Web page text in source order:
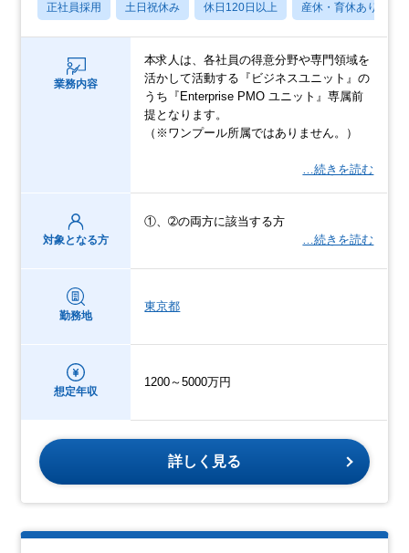
正社員採用 土日祝休み 休日120日以上 産休・育休あり
業務内容
本求人は、各社員の得意分野や専門領域を
活かして活動する『ビジネスユニット』の
うち『Enterprise PMO ユニット』専属前
提となります。
（※ワンプール所属ではありません。）
…続きを読む
対象となる方
①、➁の両方に該当する方
…続きを読む
勤務地
東京都
想定年収
1200～5000万円
詳しく見る